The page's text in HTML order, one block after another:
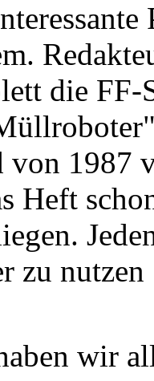
die FF-
1987
Heft
zu
wir